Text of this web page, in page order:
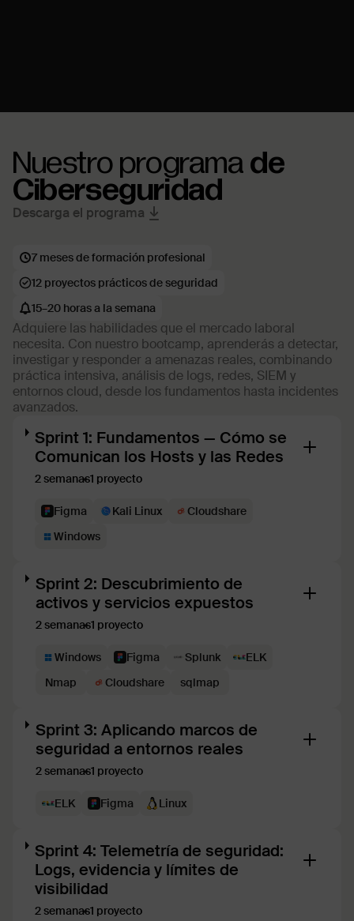
Nuestro programa de
Ciberseguridad
Descarga el programa
Adquiere las habilidades que el mercado laboral
necesita. Con nuestro bootcamp, aprenderás a detectar,
investigar y responder a amenazas reales, combinando
práctica intensiva, análisis de logs, redes, SIEM y
entornos cloud, desde los fundamentos hasta incidentes
avanzados.
7 meses de formación profesional
12 proyectos prácticos de seguridad
15–20 horas a la semana
Sprint 1: Fundamentos — Cómo se
Comunican los Hosts y las Redes
2 semanas1 proyecto
Figma Kali Linux
Cloudshare
Windows
Sprint 2: Descubrimiento de
activos y servicios expuestos
2 semanas1 proyecto
Windows Figma Splunk
ELK
Nmap
Cloudshare sqlmap
Sprint 3: Aplicando marcos de
seguridad a entornos reales
2 semanas1 proyecto
ELK Figma Linux
Sprint 4: Telemetría de seguridad:
Logs, evidencia y límites de
visibilidad
2 semanas1 proyecto